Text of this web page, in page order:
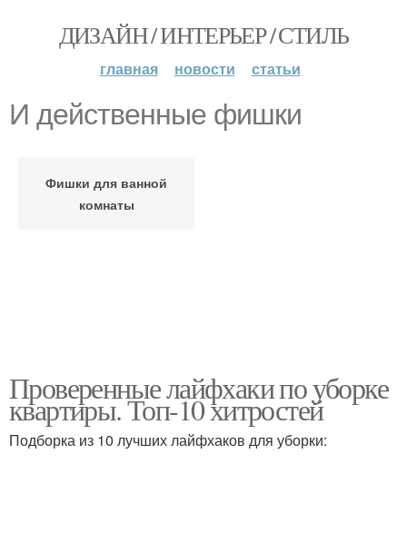
ДИЗАЙН / ИНТЕРЬЕР / СТИЛЬ
главная новости статьи
И действенные фишки
Фишки для ванной
комнаты
Проверенные лайфхаки по уборке
квартиры. Топ-10 хитростей
Подборка из 10 лучших лайфхаков для уборки: